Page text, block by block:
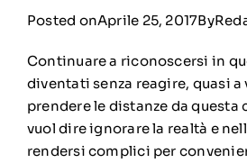
Posted onAprile 25, 2017
Continuare a riconoscersi in
diventati senza reagire, quasi a
prendere le distanze da questa
vuol dire ignorare la realtà e
rendersi complici per